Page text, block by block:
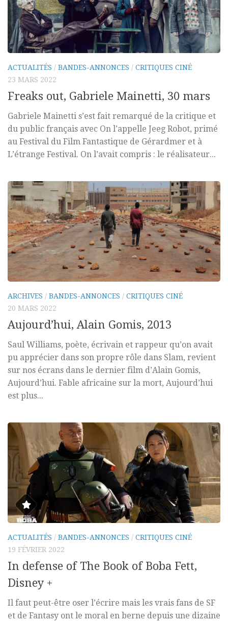
ACTUALITÉS / BANDES-ANNONCES / CRITIQUES CINÉ
23 MARS 2022
Freaks out, Gabriele Mainetti, 30 mars
Gabriele Mainetti s’est fait remarqué de la critique et
du public français avec On l’appelle Jeeg Robot, primé
au Festival du Film Fantastique de Gérardmer et à
L’étrange Festival. On l’avait compris : le réalisateur...
ARCHIVES / BANDES-ANNONCES / CRITIQUES CINÉ
20 MARS 2022
Aujourd’hui, Alain Gomis, 2013
Saul Williams, poète, écrivain et rappeur qu’on avait
pu apprécier dans son propre rôle dans Slam, revient
sur nos écrans dans le dernier film d’Alain Gomis,
Aujourd’hui. Fable africaine sur la mort, Aujourd’hui
est plus...
ACTUALITÉS / BANDES-ANNONCES / CRITIQUES CINÉ
19 FÉVRIER 2022
In defense of The Book of Boba Fett,
Disney +
Il faut peut-être oser l’écrire mais les vrais fans de SF
et de Fantasy ont le moral en berne depuis une dizaine